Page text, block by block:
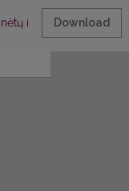
ir aprašytų asmenų
Download